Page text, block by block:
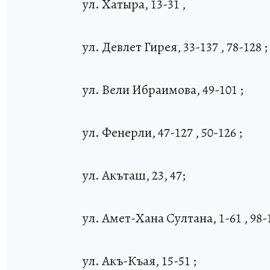
ул. Хатыра, 13-31 ,
ул. Девлет Гирея, 33-137 , 78-128 ;
ул. Вели Ибраимова, 49-101 ;
ул. Фенерли, 47-127 , 50-126 ;
ул. Акъташ, 23, 47;
ул. Амет-Хана Султана, 1-61 , 98-
ул. Акъ-Къая, 15-51 ;